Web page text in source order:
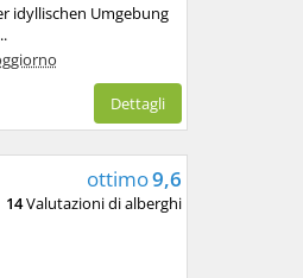
idyllischen Umgebung
Dettagli
ottimo9,6
14Valutazioni di alberghi